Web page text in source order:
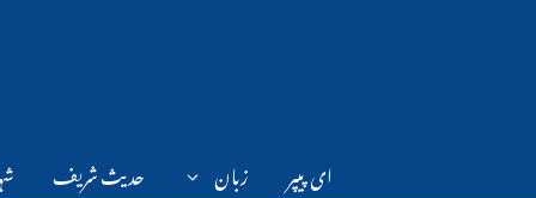
ای پیپر زبان حدیث شریف